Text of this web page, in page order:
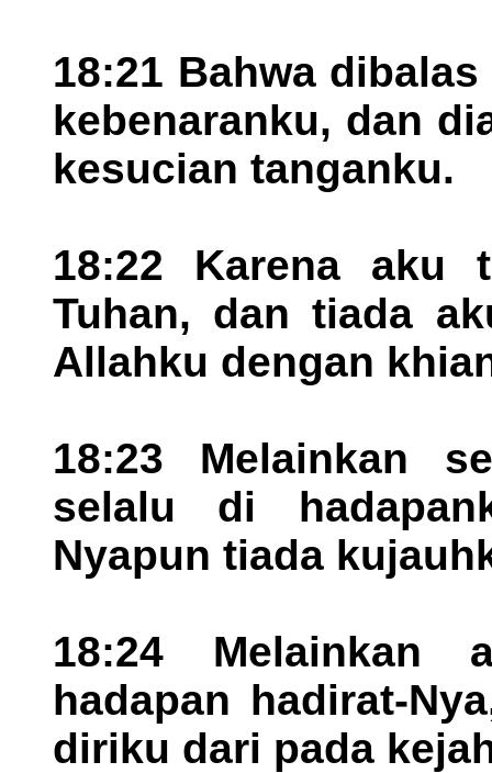
18:21 Bahwa
kebenaranku, dan
kesucian tanganku.
18:22 Karena aku
Tuhan, dan tiada
Allahku dengan
18:23 Melainkan
selalu di
Nyapun tiada
18:24 Melainkan
hadapan hadirat-
diriku dari pada